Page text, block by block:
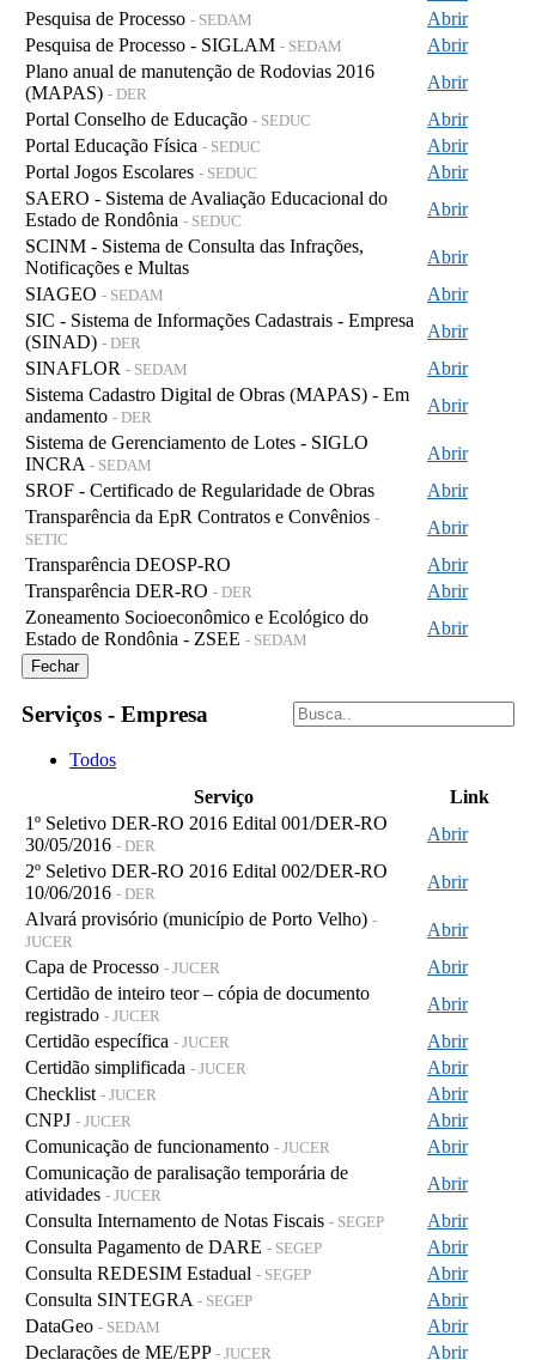
Pesquisa de Processo - SEDAM
Abrir
Pesquisa de Processo - SIGLAM - SEDAM
Abrir
Plano anual de manutenção de Rodovias 2016
(MAPAS) - DER
Abrir
Portal Conselho de Educação - SEDUC
Abrir
Portal Educação Física - SEDUC
Abrir
Portal Jogos Escolares - SEDUC
Abrir
SAERO - Sistema de Avaliação Educacional do
Estado de Rondônia - SEDUC
Abrir
SCINM - Sistema de Consulta das Infrações,
Notificações e Multas
Abrir
SIAGEO - SEDAM
Abrir
SIC - Sistema de Informações Cadastrais - Empresa
(SINAD) - DER
Abrir
SINAFLOR - SEDAM
Abrir
Sistema Cadastro Digital de Obras (MAPAS) - Em
andamento - DER
Abrir
Sistema de Gerenciamento de Lotes - SIGLO
INCRA - SEDAM
Abrir
SROF - Certificado de Regularidade de Obras
Abrir
Transparência da EpR Contratos e Convênios -
SETIC
Abrir
Transparência DEOSP-RO
Abrir
Transparência DER-RO - DER
Abrir
Zoneamento Socioeconômico e Ecológico do
Estado de Rondônia - ZSEE - SEDAM
Abrir
Fechar
Serviços - Empresa
Todos
Serviço
Link
1º Seletivo DER-RO 2016 Edital 001/DER-RO
30/05/2016 - DER
Abrir
2º Seletivo DER-RO 2016 Edital 002/DER-RO
10/06/2016 - DER
Abrir
Alvará provisório (município de Porto Velho) -
JUCER
Abrir
Capa de Processo - JUCER
Abrir
Certidão de inteiro teor – cópia de documento
registrado - JUCER
Abrir
Certidão específica - JUCER
Abrir
Certidão simplificada - JUCER
Abrir
Checklist - JUCER
Abrir
CNPJ - JUCER
Abrir
Comunicação de funcionamento - JUCER
Abrir
Comunicação de paralisação temporária de
atividades - JUCER
Abrir
Consulta Internamento de Notas Fiscais - SEGEP
Abrir
Consulta Pagamento de DARE - SEGEP
Abrir
Consulta REDESIM Estadual - SEGEP
Abrir
Consulta SINTEGRA - SEGEP
Abrir
DataGeo - SEDAM
Abrir
Declarações de ME/EPP - JUCER Abrir